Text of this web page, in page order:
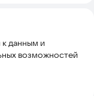
данным и
возможностей